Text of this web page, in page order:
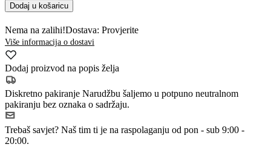
Dodaj u košaricu
Nema na zalihi!Dostava: Provjerite
Više informacija o dostavi
Dodaj proizvod na popis želja
Diskretno pakiranje Narudžbu šaljemo u potpuno neutralnom
pakiranju bez oznaka o sadržaju.
Trebaš savjet? Naš tim ti je na raspolaganju od pon - sub 9:00 -
20:00.